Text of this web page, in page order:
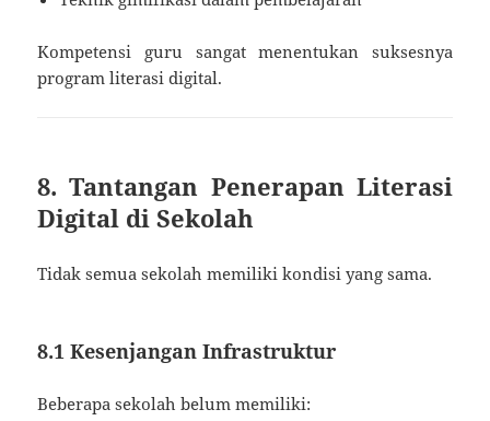
Kompetensi guru sangat menentukan suksesnya
program literasi digital.
8. Tantangan Penerapan Literasi
Digital di Sekolah
Tidak semua sekolah memiliki kondisi yang sama.
8.1 Kesenjangan Infrastruktur
Beberapa sekolah belum memiliki: